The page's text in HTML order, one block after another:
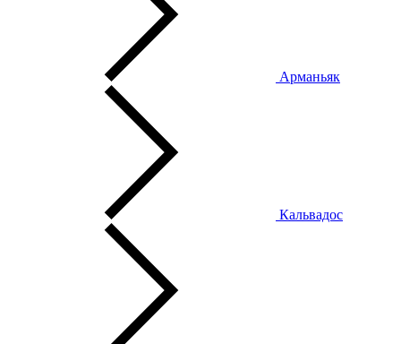
Арманьяк
Кальвадос